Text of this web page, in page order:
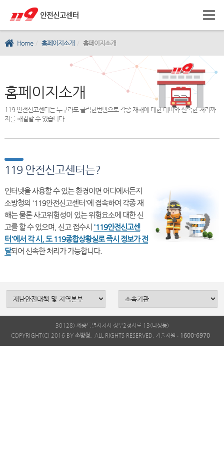
Home 홈페이지소개 홈페이지소개
홈페이지소개
119 안전신고센터는 누구라도 클릭한번만으로 각종 재해에 대한 대비와 신속한 처리까
지를 해결할 수 있습니다.
119 안전신고센터는?
인터넷을 사용할 수 있는 환경이면 어디에서든지
소방청의 '119안전신고센터'에 접속하여 각종 재
해는 물론 사고위험성이 있는 위험요소에 대한 신
고를 할 수 있으며, 신고 접수시 '119안전신고센
터'에서 각 시, 도 119종합상황실로 즉시 정보가 전
달
30128) 세종특별자치시 정부2청사로 13(나성동)
COPYRIGHT(C) 2016 BY 소방청. ALL RIGHTS RESERVED. 기술지원 : 1600-6970